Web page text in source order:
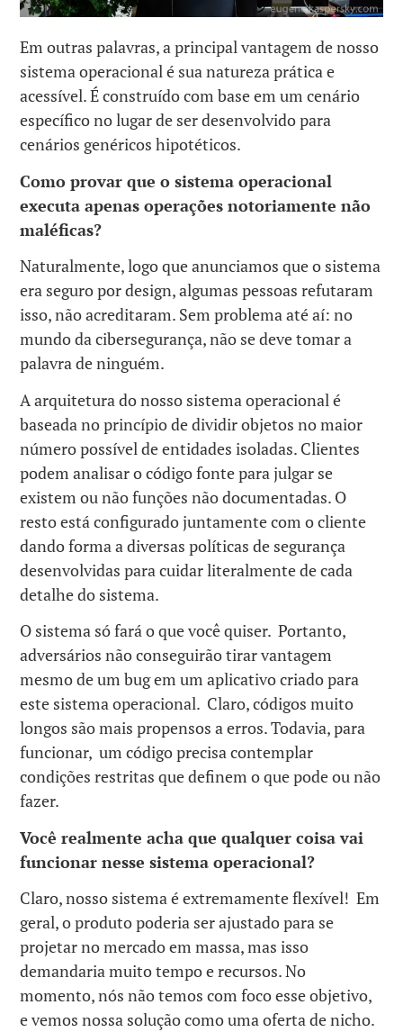
Em outras palavras, a principal vantagem de nosso
sistema operacional é sua natureza prática e
acessível. É construído com base em um cenário
específico no lugar de ser desenvolvido para
cenários genéricos hipotéticos.
Como provar que o sistema operacional
executa apenas operações notoriamente não
maléficas?
Naturalmente, logo que anunciamos que o sistema
era seguro por design, algumas pessoas refutaram
isso, não acreditaram. Sem problema até aí: no
mundo da cibersegurança, não se deve tomar a
palavra de ninguém.
A arquitetura do nosso sistema operacional é
baseada no princípio de dividir objetos no maior
número possível de entidades isoladas. Clientes
podem analisar o código fonte para julgar se
existem ou não funções não documentadas. O
resto está configurado juntamente com o cliente
dando forma a diversas políticas de segurança
desenvolvidas para cuidar literalmente de cada
detalhe do sistema.
O sistema só fará o que você quiser. Portanto,
adversários não conseguirão tirar vantagem
mesmo de um bug em um aplicativo criado para
este sistema operacional. Claro, códigos muito
longos são mais propensos a erros. Todavia, para
funcionar, um código precisa contemplar
condições restritas que definem o que pode ou não
fazer.
Você realmente acha que qualquer coisa vai
funcionar nesse sistema operacional?
Claro, nosso sistema é extremamente flexível! Em
geral, o produto poderia ser ajustado para se
projetar no mercado em massa, mas isso
demandaria muito tempo e recursos. No
momento, nós não temos com foco esse objetivo,
e vemos nossa solução como uma oferta de nicho.